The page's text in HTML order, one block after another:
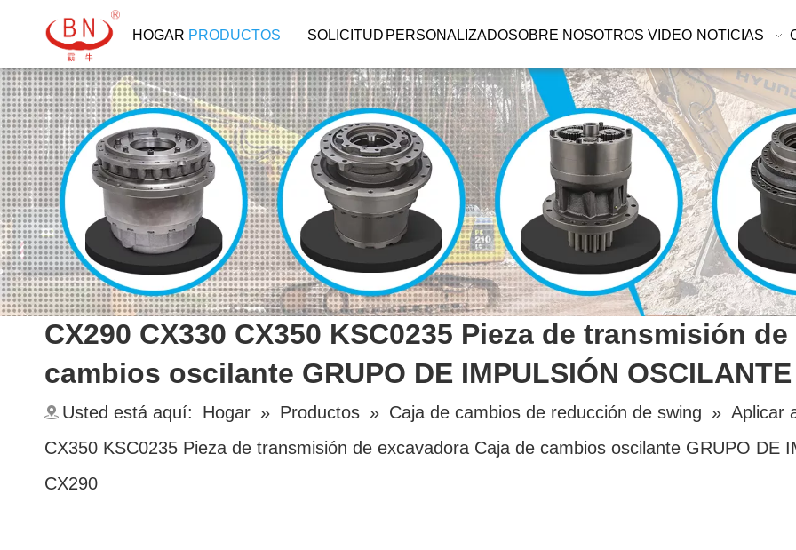
HOGAR PRODUCTOS SOLICITUD PERSONALIZADOSOBRE NOSOTROS VIDEO NOTICIAS
CX290 CX330 CX350 KSC0235 Pieza de transmisión
cambios oscilante GRUPO DE IMPULSIÓN
Usted está aquí: Hogar » Productos » Caja de cambios de reducción de swing » Aplicar
CX350 KSC0235 Pieza de transmisión de excavadora Caja de cambios oscilante GRUPO DE
CX290